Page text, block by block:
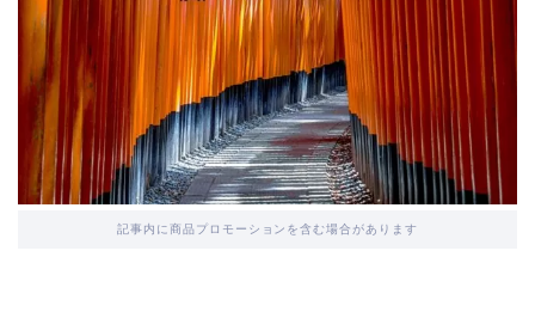
記事内に商品プロモーションを含む場合があります